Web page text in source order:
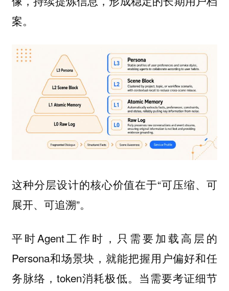
案。
这种分层设计的核心价值在于“可压缩、可
展开、可追溯”。
平时Agent工作时，只需要加载高层的
Persona和场景块，就能把握用户偏好和任
务脉络，token消耗极低。当需要考证细节